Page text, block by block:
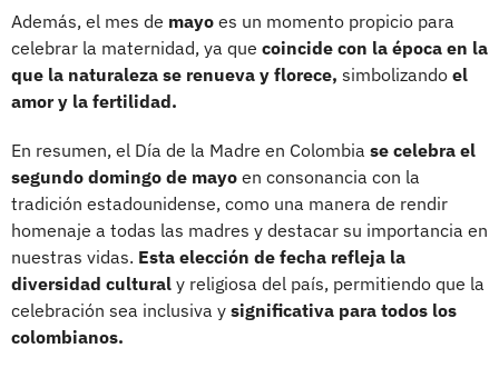
Además, el mes de mayo es un momento propicio para
celebrar la maternidad, ya que coincide con la época en la
que la naturaleza se renueva y florece, simbolizando el
amor y la fertilidad.
En resumen, el Día de la Madre en Colombia se celebra el
segundo domingo de mayo en consonancia con la
tradición estadounidense, como una manera de rendir
homenaje a todas las madres y destacar su importancia en
nuestras vidas. Esta elección de fecha refleja la
diversidad cultural y religiosa del país, permitiendo que la
celebración sea inclusiva y significativa para todos los
colombianos.